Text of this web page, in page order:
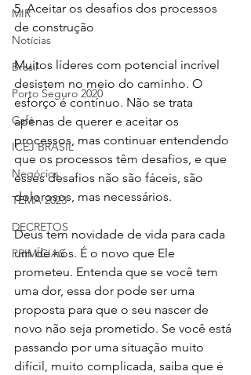
MIR
Notícias
Brasil
Porto Seguro 2020
Café
ICEJ BRASIL
Negócios
TEMA 2023
DECRETOS
PRIMÍCIAS
5. Aceitar os desafios dos processos
de construção
Muitos líderes com potencial incrível
desistem no meio do caminho. O
esforço é contínuo. Não se trata
apenas de querer e aceitar os
processos, mas continuar entendendo
que os processos têm desafios, e que
esses desafios não são fáceis, são
dolorosos, mas necessários.
Deus tem novidade de vida para cada
um de nós. É o novo que Ele
prometeu. Entenda que se você tem
uma dor, essa dor pode ser uma
proposta para que o seu nascer de
novo não seja prometido. Se você está
passando por uma situação muito
difícil, muito complicada, saiba que é